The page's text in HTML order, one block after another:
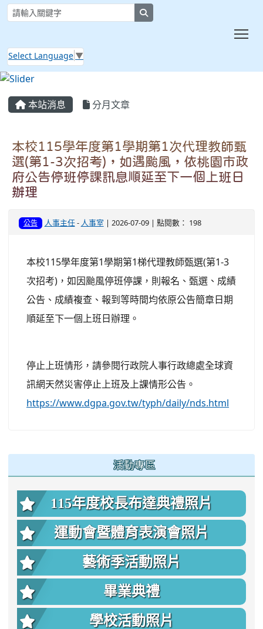
Select Language ▼
本站消息 分月文章
本校115學年度第1學期第1次代理教師甄
選(第1-3次招考)，如遇颱風，依桃園市政
府公告停班停課訊息順延至下一個上班日
辦理
公告 人事主任- 人事室 | 2026-07-09 | 點閱數： 198
本校115學年度第1學期第1梯代理教師甄選(第1-3
次招考)，如因颱風停班停課，則報名、甄選、成績
公告、成績複查、報到等時間均依原公告簡章日期
順延至下一個上班日辦理。
停止上班情形，請參閱行政院人事行政總處全球資
訊網天然災害停止上班及上課情形公告。
https://www.dgpa.gov.tw/typh/daily/nds.html
活動專區
115年度校長布達典禮照片
運動會暨體育表演會照片
藝術季活動照片
畢業典禮
學校活動照片